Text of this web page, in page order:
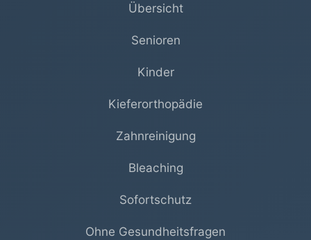
Übersicht
Senioren
Kinder
Kieferorthopädie
Zahnreinigung
Bleaching
Sofortschutz
Ohne Gesundheitsfragen